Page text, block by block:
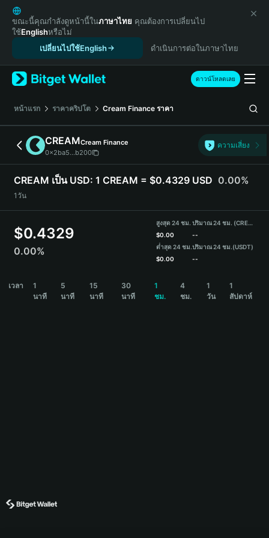
English
日本語
Tiếng Việt
Español (Latinoamérica)
Türkçe
Français
Deutsch
简体中文
繁體中文
Português (Portugal)
Bahasa Indonesia
ภาษาไทย
हिन्दी
Español
Português (Brasil)
ขณะนี้คุณกำลังดูหน้านี้ในภาษาไทย คุณต้องการเปลี่ยนไป
ใช้Englishหรือไม่
เปลี่ยนไปใช้English
ดำเนินการต่อในภาษาไทย
ดาวน์โหลดเลย
หน้าแรก ราคาคริปโต Cream Finance ราคา
CREAMCream Finance
0x2ba5...b200
ความเสี่ยง
CREAM เป็น USD: 1 CREAM = $0.4329 USD 0.00%
1วัน
$0.4329
0.00%
สูงสุด 24 ชม.
$0.00
ต่ำสุด 24 ชม.
$0.00
ปริมาณ 24 ชม. (CREAM)
--
ปริมาณ 24 ชม.(USDT)
--
เวลา
1
นาที
5
นาที
15
นาที
30
นาที
1
ชม.
4
ชม.
1
วัน
1
สัปดาห์